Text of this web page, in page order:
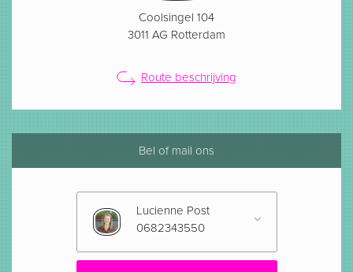
Coolsingel 104
3011 AG Rotterdam
Route beschrijving
Bel of mail ons
Lucienne Post
0682343550